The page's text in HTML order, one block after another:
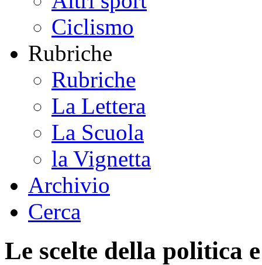
Ciclismo
Rubriche
Rubriche
La Lettera
La Scuola
la Vignetta
Archivio
Cerca
Le scelte della politica